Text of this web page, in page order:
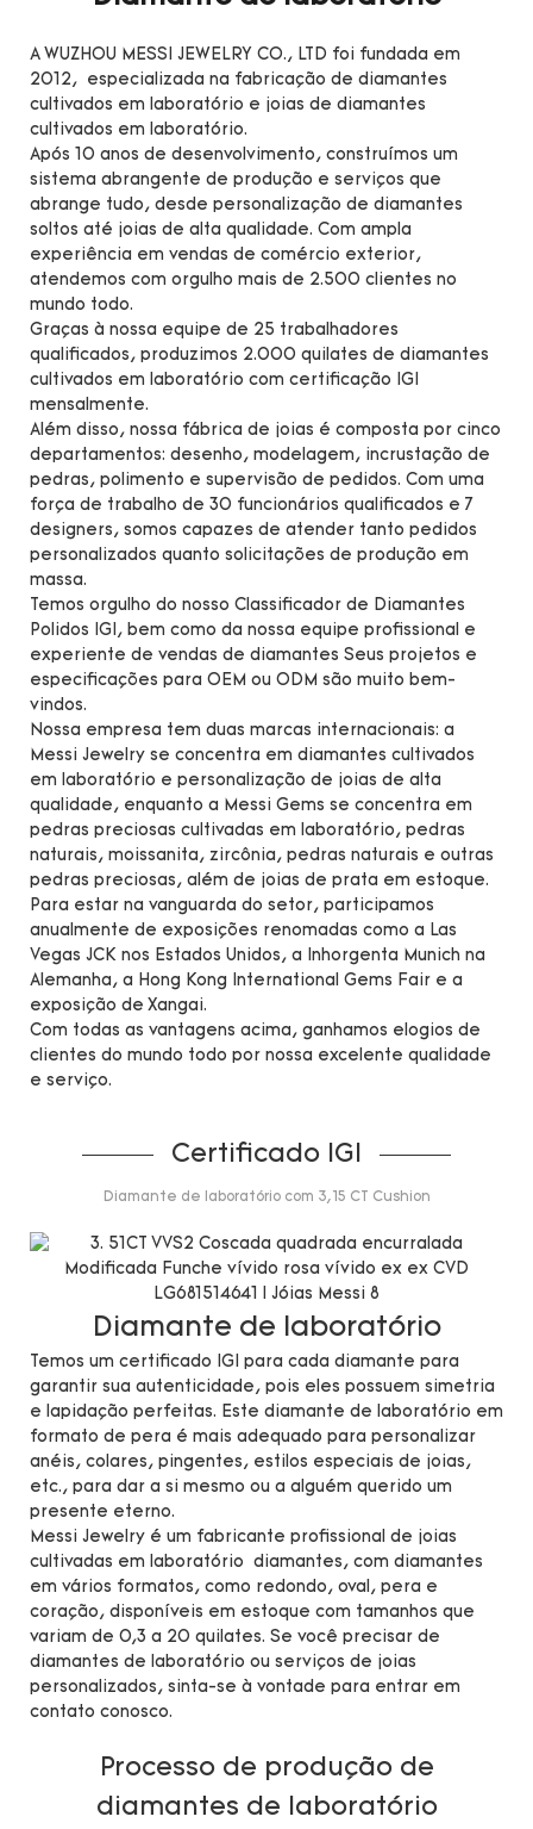
A WUZHOU MESSI JEWELRY CO., LTD foi fundada em
2012, especializada na fabricação de diamantes
cultivados em laboratório e joias de diamantes
cultivados em laboratório.
Após 10 anos de desenvolvimento, construímos um
sistema abrangente de produção e serviços que
abrange tudo, desde personalização de diamantes
soltos até joias de alta qualidade. Com ampla
experiência em vendas de comércio exterior,
atendemos com orgulho mais de 2.500 clientes no
mundo todo.
Graças à nossa equipe de 25 trabalhadores
qualificados, produzimos 2.000 quilates de diamantes
cultivados em laboratório com certificação IGI
mensalmente.
Além disso, nossa fábrica de joias é composta por cinco
departamentos: desenho, modelagem, incrustação de
pedras, polimento e supervisão de pedidos. Com uma
força de trabalho de 30 funcionários qualificados e 7
designers, somos capazes de atender tanto pedidos
personalizados quanto solicitações de produção em
massa.
Temos orgulho do nosso Classificador de Diamantes
Polidos IGI, bem como da nossa equipe profissional e
experiente de vendas de diamantes Seus projetos e
especificações para OEM ou ODM são muito bem-
vindos.
Nossa empresa tem duas marcas internacionais: a
Messi Jewelry se concentra em diamantes cultivados
em laboratório e personalização de joias de alta
qualidade, enquanto a Messi Gems se concentra em
pedras preciosas cultivadas em laboratório, pedras
naturais, moissanita, zircônia, pedras naturais e outras
pedras preciosas, além de joias de prata em estoque.
Para estar na vanguarda do setor, participamos
anualmente de exposições renomadas como a Las
Vegas JCK nos Estados Unidos, a Inhorgenta Munich na
Alemanha, a Hong Kong International Gems Fair e a
exposição de Xangai.
Com todas as vantagens acima, ganhamos elogios de
clientes do mundo todo por nossa excelente qualidade
e serviço.
Certificado IGI
Diamante de laboratório com 3,15 CT Cushion
Diamante de laboratório
Temos um certificado IGI para cada diamante para
garantir sua autenticidade, pois eles possuem simetria
e lapidação perfeitas. Este diamante de laboratório em
formato de pera é mais adequado para personalizar
anéis, colares, pingentes, estilos especiais de joias,
etc., para dar a si mesmo ou a alguém querido um
presente eterno.
Messi Jewelry é um fabricante profissional de joias
cultivadas em laboratório diamantes, com diamantes
em vários formatos, como redondo, oval, pera e
coração, disponíveis em estoque com tamanhos que
variam de 0,3 a 20 quilates. Se você precisar de
diamantes de laboratório ou serviços de joias
personalizados, sinta-se à vontade para entrar em
contato conosco.
Processo de produção de
diamantes de laboratório